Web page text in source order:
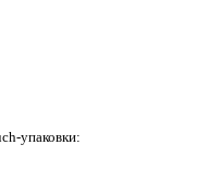
упаковки: